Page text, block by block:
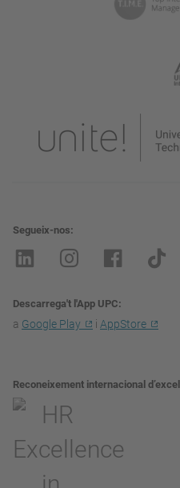
Segueix-nos
Descarrega't l'App UPC
a Google Play i AppStore
Reconeixement internacional